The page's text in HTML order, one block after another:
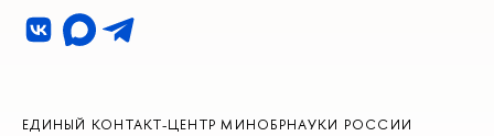
ЕДИНЫЙ КОНТАКТ-ЦЕНТР МИНОБРНАУКИ РОССИИ